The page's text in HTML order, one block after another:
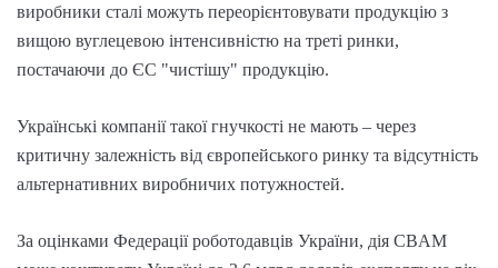
виробники сталі можуть переорієнтовувати продукцію з
вищою вуглецевою інтенсивністю на треті ринки,
постачаючи до ЄС "чистішу" продукцію.
Українські компанії такої гнучкості не мають – через
критичну залежність від європейського ринку та відсутність
альтернативних виробничих потужностей.
За оцінками Федерації роботодавців України, дія CBAM